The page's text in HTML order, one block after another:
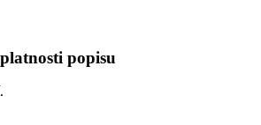
popisu